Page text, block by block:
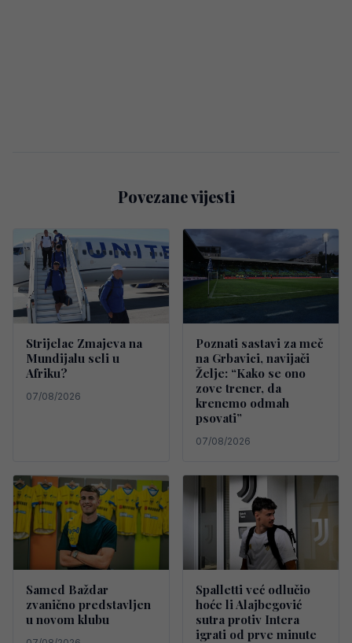
Povezane vijesti
Strijelac Zmajeva na
Mundijalu seli u
Afriku?
07/08/2026
Poznati sastavi za meč
na Grbavici, navijači
Želje: “Kako se ono
zove trener, da
krenemo odmah
psovati”
07/08/2026
Samed Baždar
zvanično predstavljen
u novom klubu
Spalletti već odlučio
hoće li Alajbegović
sutra protiv Intera
igrati od prve minute